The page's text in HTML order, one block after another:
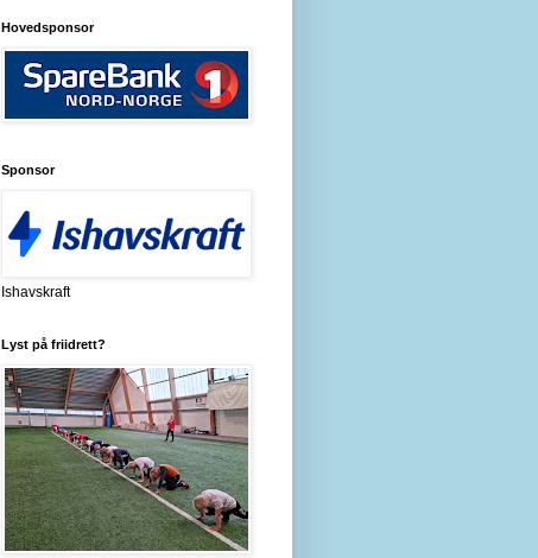
Hovedsponsor
Sponsor
Ishavskraft
Lyst på friidrett?